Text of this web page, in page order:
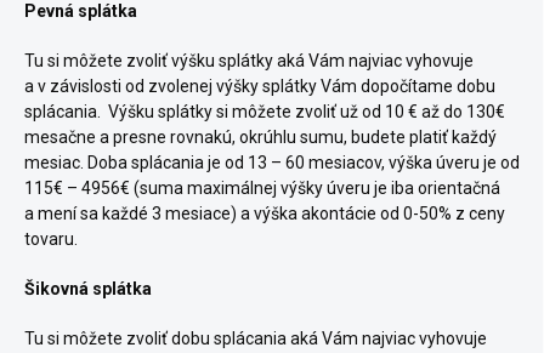
Pevná splátka
Tu si môžete zvoliť výšku splátky aká Vám najviac vyhovuje
a v závislosti od zvolenej výšky splátky Vám dopočítame dobu
splácania. Výšku splátky si môžete zvoliť už od 10 € až do 130€
mesačne a presne rovnakú, okrúhlu sumu, budete platiť každý
mesiac. Doba splácania je od 13 – 60 mesiacov, výška úveru je od
115€ – 4956€ (suma maximálnej výšky úveru je iba orientačná
a mení sa každé 3 mesiace) a výška akontácie od 0-50% z ceny
tovaru.
Šikovná splátka
Tu si môžete zvoliť dobu splácania aká Vám najviac vyhovuje